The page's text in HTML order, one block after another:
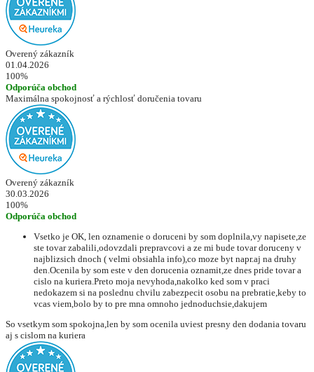
Overený zákazník
01.04.2026
100%
Odporúča obchod
Maximálna spokojnosť a rýchlosť doručenia tovaru
Overený zákazník
30.03.2026
100%
Odporúča obchod
Vsetko je OK, len oznamenie o doruceni by som doplnila,vy napisete,ze
ste tovar zabalili,odovzdali prepravcovi a ze mi bude tovar doruceny v
najblizsich dnoch ( velmi obsiahla info),co moze byt napr.aj na druhy
den.Ocenila by som este v den dorucenia oznamit,ze dnes pride tovar a
cislo na kuriera.Preto moja nevyhoda,nakolko ked som v praci
nedokazem si na poslednu chvilu zabezpecit osobu na prebratie,keby to
vcas viem,bolo by to pre mna omnoho jednoduchsie,dakujem
So vsetkym som spokojna,len by som ocenila uviest presny den dodania tovaru
aj s cislom na kuriera